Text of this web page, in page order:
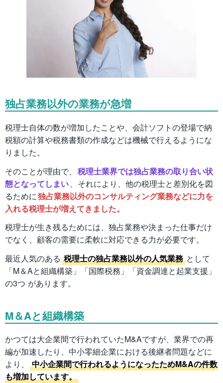
独占業務以外の業務が急増
税理士自体の数が増加したことや、会計ソフトの登場で納
税額の計算や税務書類の作成などは機械で行えるようにな
りました。
そのことが理由で、 税理士業界では独占業務の取り合い状
態となってしまい 、それにより、他の税理士と差別化を図
るために独占業務以外のコンサルティング業務などに力を
入れる税理士が増えてきました。
税理士が生き残るためには、独占業務や決まった仕事だけ
でなく、顧客の需要に柔軟に対応できる力が必要です。
最近人気のある 税理士の独占業務以外の人気業務 として
「M＆Aと組織構築」「国際税務」「資金調達と起業支援」
の3つ があります。
M＆Aと組織構築
かつては大企業間で行われていたM&Aですが、業界での再
編が加速したり、中小零細企業における後継者問題などに
より、
中小企業間で行われるようになったためM&Aの件数
も増加しています。